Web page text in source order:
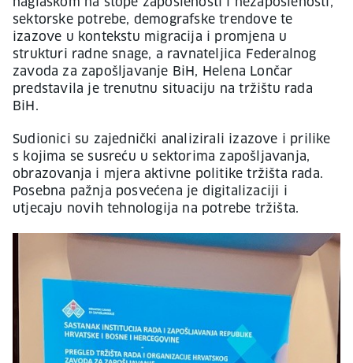
sektorske potrebe, demografske trendove te
izazove u kontekstu migracija i promjena u
strukturi radne snage, a ravnateljica Federalnog
zavoda za zapošljavanje BiH, Helena Lončar
predstavila je trenutnu situaciju na tržištu rada
BiH.
Sudionici su zajednički analizirali izazove i prilike
s kojima se susreću u sektorima zapošljavanja,
obrazovanja i mjera aktivne politike tržišta rada.
Posebna pažnja posvećena je digitalizaciji i
utjecaju novih tehnologija na potrebe tržišta.